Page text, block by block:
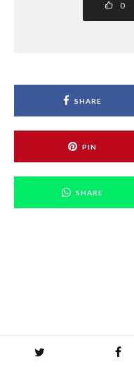
0
SHARE
PIN
SHARE